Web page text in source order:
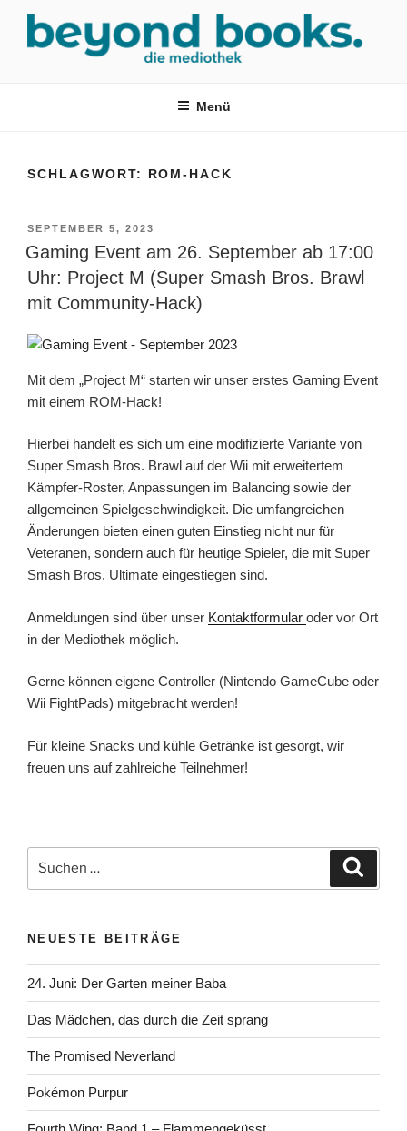
springen
Menü
SCHLAGWORT: ROM-HACK
VERÖFFENTLICHT
AM
SEPTEMBER 5, 2023
Gaming Event am 26. September ab 17:00
Uhr: Project M (Super Smash Bros. Brawl
mit Community-Hack)
Mit dem „Project M“ starten wir unser erstes Gaming Event
mit einem ROM-Hack!
Hierbei handelt es sich um eine modifizierte Variante von
Super Smash Bros. Brawl auf der Wii mit erweitertem
Kämpfer-Roster, Anpassungen im Balancing sowie der
allgemeinen Spielgeschwindigkeit. Die umfangreichen
Änderungen bieten einen guten Einstieg nicht nur für
Veteranen, sondern auch für heutige Spieler, die mit Super
Smash Bros. Ultimate eingestiegen sind.
Anmeldungen sind über unser Kontaktformular oder vor Ort
in der Mediothek möglich.
Gerne können eigene Controller (Nintendo GameCube oder
Wii FightPads) mitgebracht werden!
Für kleine Snacks und kühle Getränke ist gesorgt, wir
freuen uns auf zahlreiche Teilnehmer!
nach:
NEUESTE BEITRÄGE
24. Juni: Der Garten meiner Baba
Das Mädchen, das durch die Zeit sprang
The Promised Neverland
Pokémon Purpur